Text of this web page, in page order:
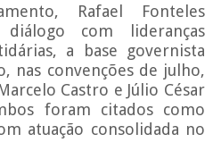
Rafael Fonteles
com lideranças
a base governista
nas convenções de julho,
Castro e Júlio César
foram citados como
atuação consolidada no